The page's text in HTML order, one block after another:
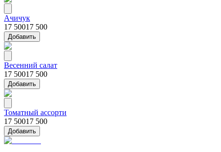
Ачичук
17 50017 500
Добавить
Весенний салат
17 50017 500
Добавить
Томатный ассорти
17 50017 500
Добавить